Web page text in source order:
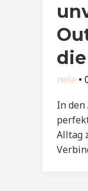
nele •
In den
Alltag